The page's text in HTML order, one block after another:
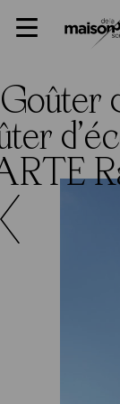
Panneau de
to
Primary
Goûter